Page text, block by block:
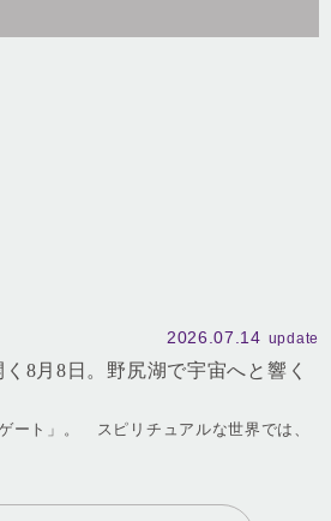
2026.07.14 update
8月8日。野尻湖で宇宙へと響く
ート」。 スピリチュアルな世界では、